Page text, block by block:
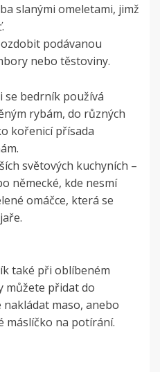
slanými omeletami, jimž
podávanou
nebo těstoviny.
se bedrník používá
rybám, do různých
kořenicí přísada
světových kuchyních –
německé, kde nesmí
omáčce, která se
také při oblíbeném
můžete přidat do
maso, anebo
máslíčko na potírání.